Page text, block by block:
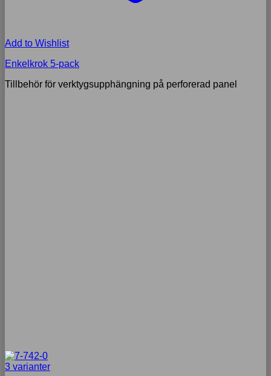
Add to Wishlist
Enkelkrok 5-pack
Tillbehör för verktygsupphängning på perforerad panel
3 varianter